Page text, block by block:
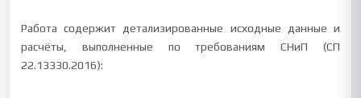
Работа содержит детализированные исходные данные и
расчёты, выполненные по требованиям СНиП (СП
22.13330.2016):